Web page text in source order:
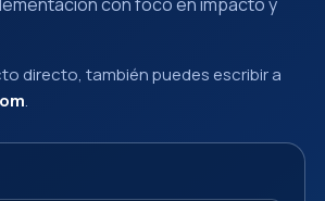
directo, también puedes escribir a
.